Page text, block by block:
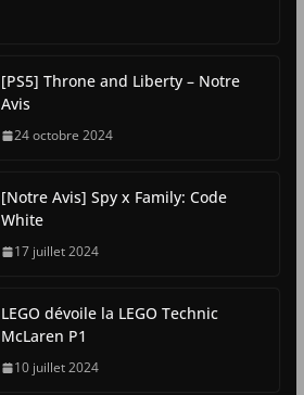
[PS5] Throne and Liberty – Notre
Avis
24 octobre 2024
[Notre Avis] Spy x Family: Code
White
17 juillet 2024
LEGO dévoile la LEGO Technic
McLaren P1
10 juillet 2024